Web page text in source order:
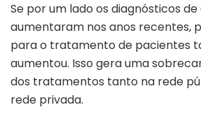
Se por um lado os diagnósticos
aumentaram nos anos recentes,
para o tratamento de pacientes
aumentou. Isso gera uma
dos tratamentos tanto na rede
rede privada.